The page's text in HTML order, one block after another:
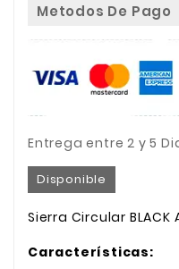
Metodos De Pago
Entrega entre 2 y 5
Disponible
Sierra Circular BLACK
Características: